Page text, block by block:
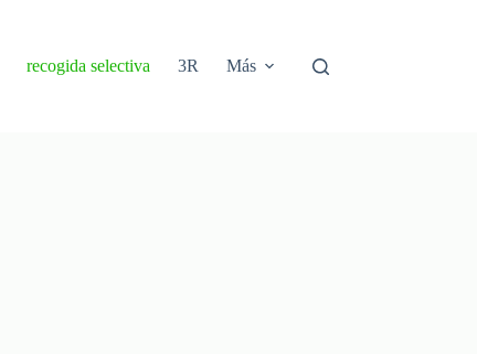
recogida selectiva 3R Más